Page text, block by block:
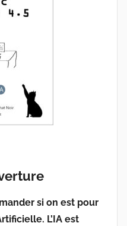
si on est pour
L’IA est